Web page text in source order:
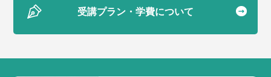
受講プラン・学費について